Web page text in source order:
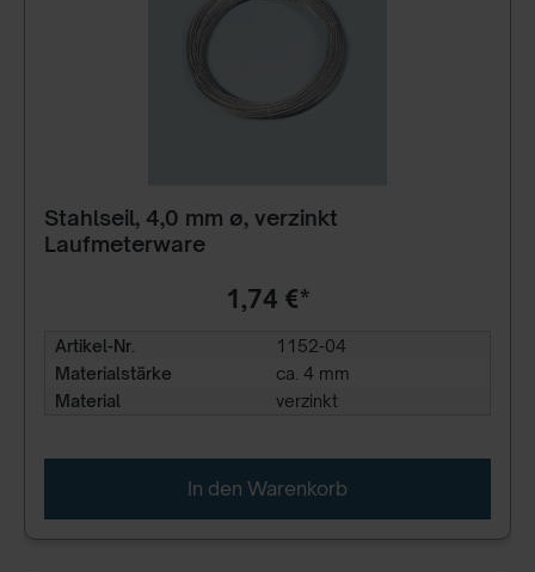
Stahlseil, 4,0 mm ø, verzinkt
Laufmeterware
1,74 €*
Artikel-Nr.
1152-04
Materialstärke
ca. 4 mm
Material
verzinkt
In den Warenkorb